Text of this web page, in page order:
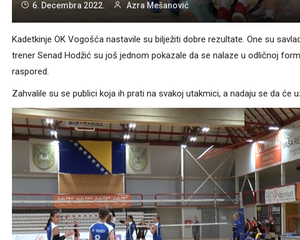
6. Decembra 2022. Azra Mešanović
Kadetkinje OK Vogošća nastavile su bilježiti dobre rezultate. One su
trener Senad Hodžić su još jednom pokazale da se nalaze u odličnoj
raspored.
Zahvalile su se publici koja ih prati na svakoj utakmici, a nadaju se da će